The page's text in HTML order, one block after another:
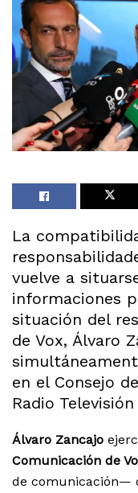
La
vuelve a
informaciones
situación del
de Vox, Álvaro
en el Consejo
Radio
Álvaro Zancajo
Comunicación de
de comunicación—